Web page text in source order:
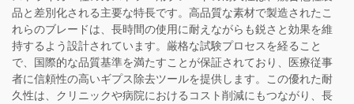
品と差別化される主要な特長です。高品質な素材で製造されたこ
れらのブレードは、長時間の使用に耐えながらも鋭さと効果を維
持するよう設計されています。厳格な試験プロセスを経ること
で、国際的な品質基準を満たすことが保証されており、医療従事
者に信頼性の高いギプス除去ツールを提供します。この優れた耐
久性は、クリニックや病院におけるコスト削減にもつながり、長